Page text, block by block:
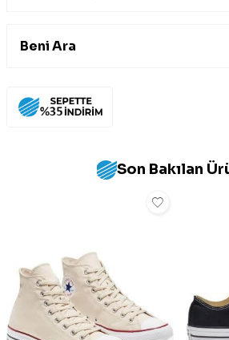
Beni Ara
Son Bakılan